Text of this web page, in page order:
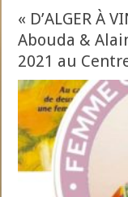
« D’ALGER À
Abouda &
2021 au